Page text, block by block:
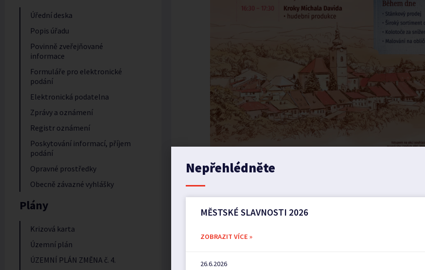
Úřední deska
Popis úřadu
Povinně zveřejňované
informace
Formuláře pro elektronické
podání
Elektronická podatelna
Zprávy a oznámení
Registr oznámení
Poskytování informací, příjem
podání
Opravné prostředky
Obecně závazné vyhlášky
Plány
Krizová karta
Územní plán
ÚZEMNÍ PLÁN ZMĚNA č. 4.
PŘEDCHOZÍ
Nepřehlédněte
MĚSTSKÉ SLAVNOSTI 2026
ZOBRAZIT VÍCE »
26.6.2026